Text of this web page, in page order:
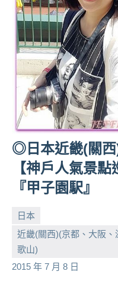
會
及
活
動
持、
企
講
座、
及
旅
遊
雜
◎日本近畿(關
【神戶人氣景
『甲子園駅』
日本
近畿(關西)(京都、大阪
歌山)
2015 年 7 月 8 日
小
芳
No
comments